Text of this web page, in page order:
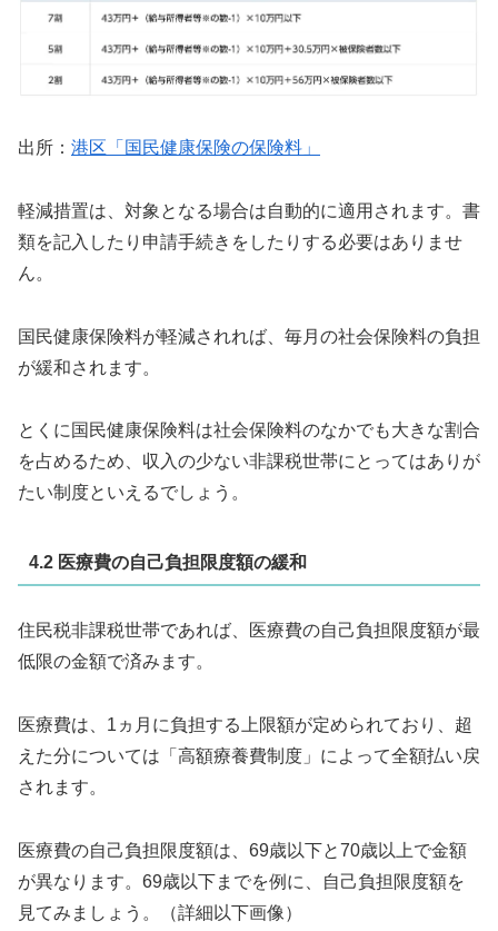
出所： 港区「国民健康保険の保険料」
軽減措置は、対象となる場合は自動的に適用されます。書
類を記入したり申請手続きをしたりする必要はありませ
ん。
国民健康保険料が軽減されれば、毎月の社会保険料の負担
が緩和されます。
とくに国民健康保険料は社会保険料のなかでも大きな割合
を占めるため、収入の少ない非課税世帯にとってはありが
たい制度といえるでしょう。
4.2 医療費の自己負担限度額の緩和
住民税非課税世帯であれば、医療費の自己負担限度額が最
低限の金額で済みます。
医療費は、1ヵ月に負担する上限額が定められており、超
えた分については「高額療養費制度」によって全額払い戻
されます。
医療費の自己負担限度額は、69歳以下と70歳以上で金額
が異なります。69歳以下までを例に、自己負担限度額を
見てみましょう。（詳細以下画像）